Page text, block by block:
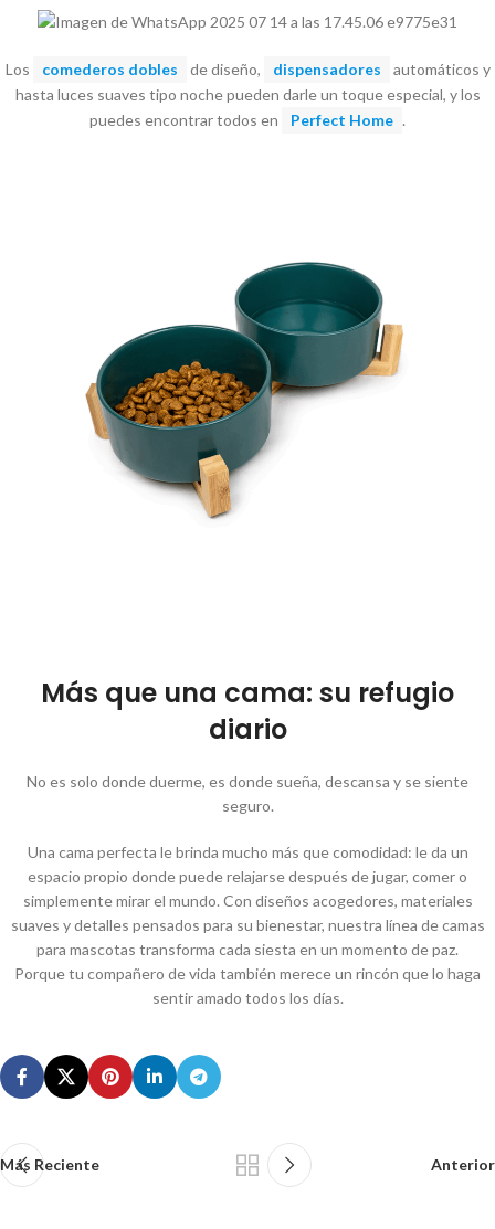
Los comederos dobles de diseño, dispensadores
automáticos y
hasta luces suaves tipo noche pueden darle un toque especial, y los
puedes encontrar todos en
Perfect Home .
Más que una cama: su refugio
diario
No es solo donde duerme, es donde sueña, descansa y se siente
seguro.
Una cama perfecta le brinda mucho más que comodidad: le da un
espacio propio donde puede relajarse después de jugar, comer o
simplemente mirar el mundo. Con diseños acogedores, materiales
suaves y detalles pensados para su bienestar, nuestra línea de camas
para mascotas transforma cada siesta en un momento de paz.
Porque tu compañero de vida también merece un rincón que lo haga
sentir amado todos los días.
Más Reciente Anterior